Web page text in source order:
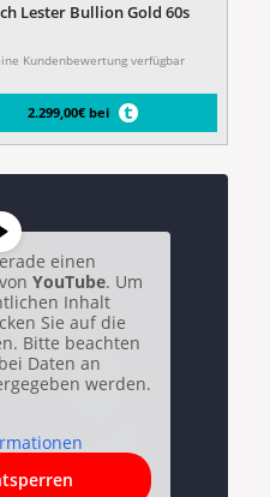
Lester Bullion Gold 60s
Kundenbewertung verfügbar
2.299,00€ bei
einen
YouTube. Um
Inhalt
Sie auf die
Bitte beachten
Daten an
werden.